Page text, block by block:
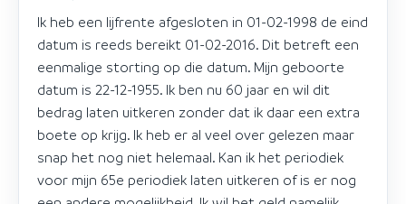
Ik heb een lijfrente afgesloten in 01-02-1998 de eind
datum is reeds bereikt 01-02-2016. Dit betreft een
eenmalige storting op die datum. Mijn geboorte
datum is 22-12-1955. Ik ben nu 60 jaar en wil dit
bedrag laten uitkeren zonder dat ik daar een extra
boete op krijg. Ik heb er al veel over gelezen maar
snap het nog niet helemaal. Kan ik het periodiek
voor mijn 65e periodiek laten uitkeren of is er nog